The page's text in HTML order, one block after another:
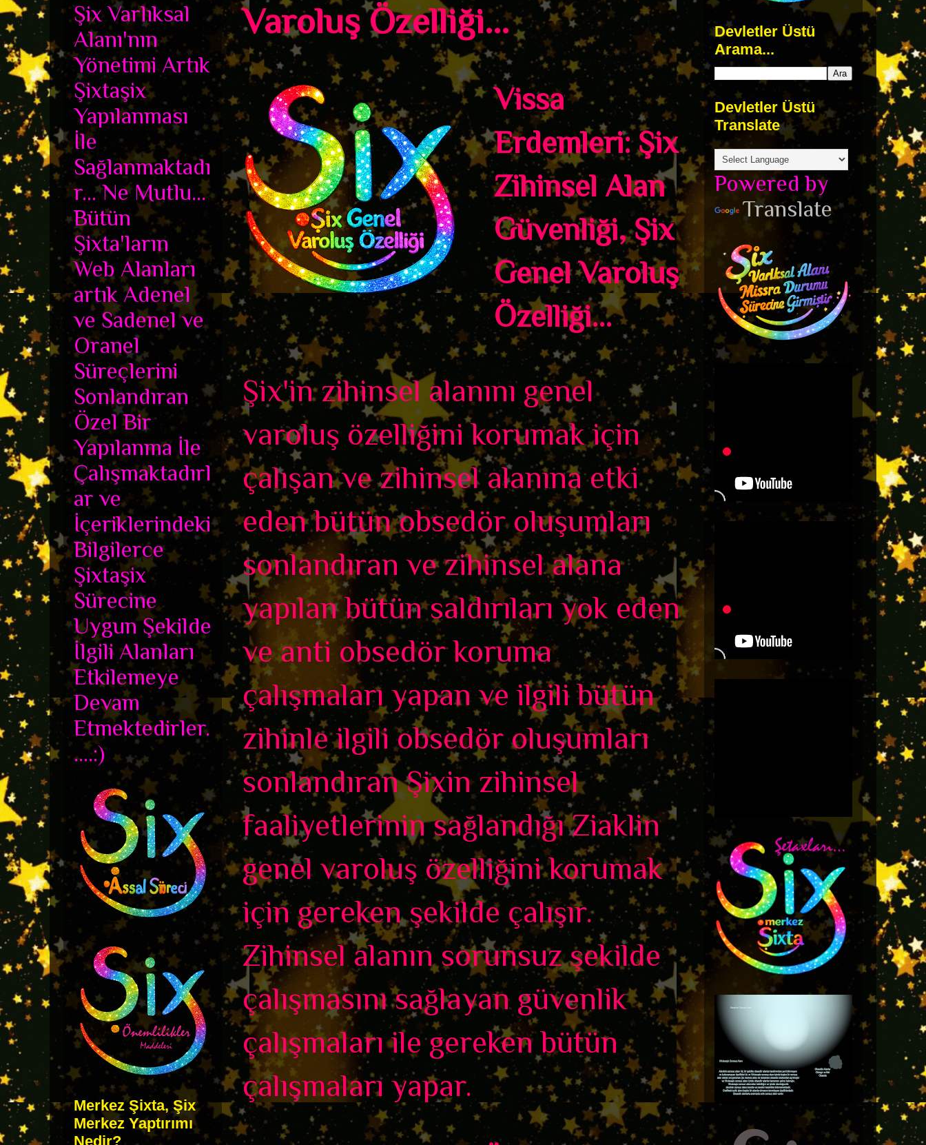
Varoluş Özelliği...
Vissa
Erdemleri:Şix
Zihinsel Alan
Güvenliği, Şix
Genel Varoluş
Özelliği...
Şix'in zihinsel alanını genel
varoluş özelliğini korumak için
çalışan ve zihinsel alanına etki
eden bütün obsedör oluşumları
sonlandıran ve zihinsel alana
yapılan bütün saldırıları yok eden
ve anti obsedör koruma
çalışmaları yapan ve ilgili bütün
zihinle ilgili obsedör oluşumları
sonlandıran Şixin zihinsel
faaliyetlerinin sağlandığı Ziaklin
genel varoluş özelliğini korumak
için gereken şekilde çalışır.
Zihinsel alanın sorunsuz şekilde
çalışmasını sağlayan güvenlik
çalışmaları ile gereken bütün
çalışmaları yapar.
Şix Varlıksal
Alanı'nın
Yönetimi Artık
Şixtaşix
Yapılanması
İle
Sağlanmaktadı
r... Ne Mutlu...
Bütün
Şixta'ların
Web Alanları
artık Adenel
ve Sadenel ve
Oranel
Süreçlerini
Sonlandıran
Özel Bir
Yapılanma İle
Çalışmaktadırl
ar ve
İçeriklerindeki
Bilgilerce
Şixtaşix
Sürecine
Uygun Şekilde
İlgili Alanları
Etkilemeye
Devam
Etmektedirler.
....:)
Merkez Şixta, Şix
Merkez Yaptırımı
Nedir?
Devletler Üstü
Arama...
Devletler Üstü
Translate
Powered by
Translate